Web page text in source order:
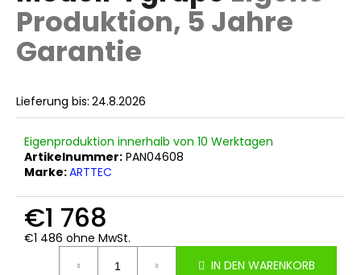
Produktion, 5 Jahre
Garantie
Lieferung bis: 24.8.2026
Eigenproduktion innerhalb von 10 Werktagen
Artikelnummer: PAN04608
Marke:ARTTEC
€1 768
€1 486 ohne MwSt.
Verkaufspreis:
IN DEN WARENKORB
m
p
f
l
e
n